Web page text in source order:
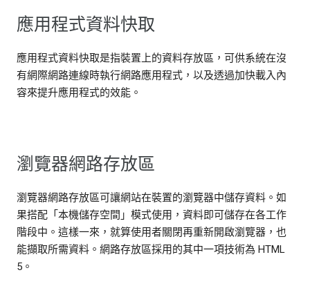
應用程式資料快取
應用程式資料快取是指裝置上的資料存放區，可供系統在沒
有網際網路連線時執行網路應用程式，以及透過加快載入內
容來提升應用程式的效能。
瀏覽器網路存放區
瀏覽器網路存放區可讓網站在裝置的瀏覽器中儲存資料。如
果搭配「本機儲存空間」模式使用，資料即可儲存在各工作
階段中。這樣一來，就算使用者關閉再重新開啟瀏覽器，也
能擷取所需資料。網路存放區採用的其中一項技術為 HTML
5。